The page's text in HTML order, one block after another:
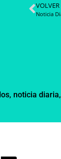
VOLVER
, noticia diaria,